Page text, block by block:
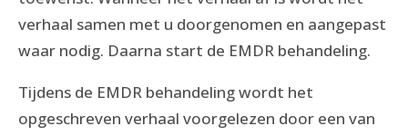
verhaal samen met u doorgenomen en aangepast
waar nodig. Daarna start de EMDR behandeling.
Tijdens de EMDR behandeling wordt het
opgeschreven verhaal voorgelezen door een van